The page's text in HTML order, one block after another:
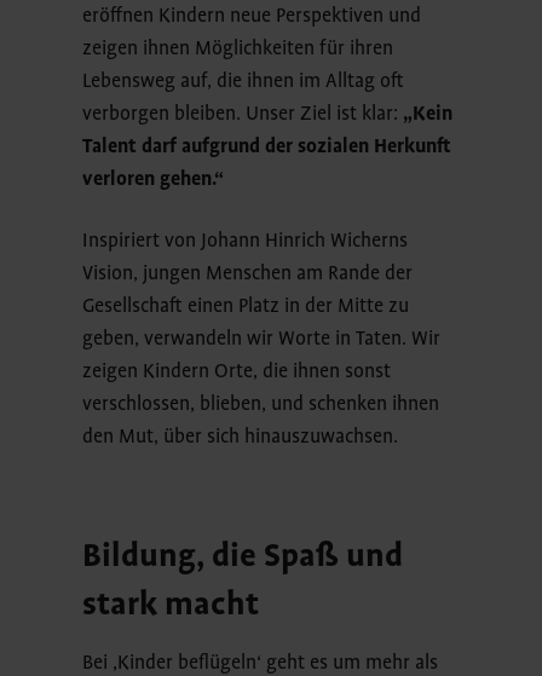
eröffnen Kindern neue Perspektiven und
zeigen ihnen Möglichkeiten für ihren
Lebensweg auf, die ihnen im Alltag oft
verborgen bleiben. Unser Ziel ist klar: „Kein
Talent darf aufgrund der sozialen Herkunft
verloren gehen.“
Inspiriert von Johann Hinrich Wicherns
Vision, jungen Menschen am Rande der
Gesellschaft einen Platz in der Mitte zu
geben, verwandeln wir Worte in Taten. Wir
zeigen Kindern Orte, die ihnen sonst
verschlossen, blieben, und schenken ihnen
den Mut, über sich hinauszuwachsen.
Bildung, die Spaß und
stark macht
Bei ‚Kinder beflügeln‘ geht es um mehr als